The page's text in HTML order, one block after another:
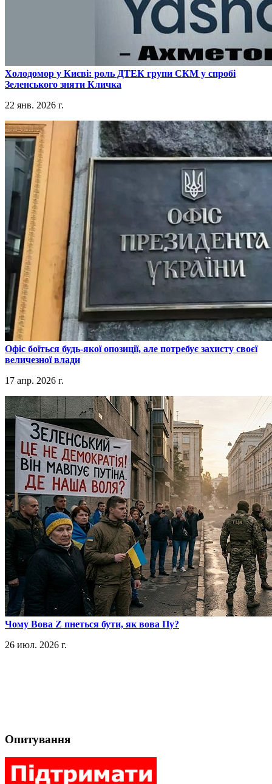
​Холодомор у Києві: роль ДТЕК групи СКМ у спробі
Зеленського зняти Кличка
22 янв. 2026 г.
​Офіс боїться будь-якої опозиції, але потребує захисту своєї
величезної влади
17 апр. 2026 г.
​Чому Вова Z пнеться бути, як вова Пу?
26 июл. 2026 г.
Опитування